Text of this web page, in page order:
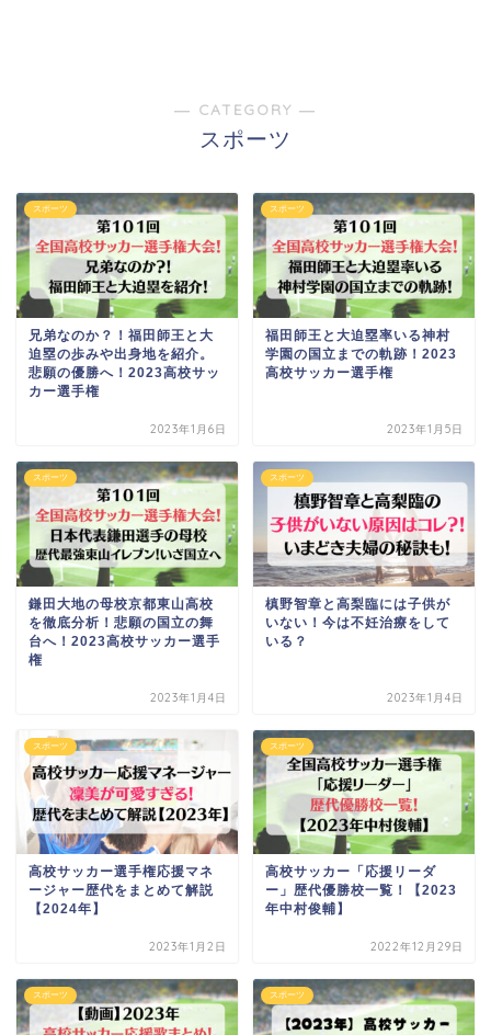
― CATEGORY ―
スポーツ
スポーツ
兄弟なのか？！福田師王と大
迫塁の歩みや出身地を紹介。
悲願の優勝へ！2023高校サッ
カー選手権
2023年1月6日
スポーツ
福田師王と大迫塁率いる神村
学園の国立までの軌跡！2023
高校サッカー選手権
2023年1月5日
スポーツ
鎌田大地の母校京都東山高校
を徹底分析！悲願の国立の舞
台へ！2023高校サッカー選手
権
2023年1月4日
スポーツ
槙野智章と高梨臨には子供が
いない！今は不妊治療をして
いる？
2023年1月4日
スポーツ
高校サッカー選手権応援マネ
ージャー歴代をまとめて解説
【2024年】
2023年1月2日
スポーツ
高校サッカー「応援リーダ
ー」歴代優勝校一覧！【2023
年中村俊輔】
2022年12月29日
スポーツ スポーツ